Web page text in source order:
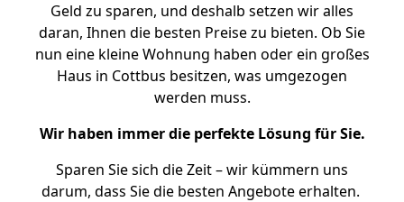
Geld zu sparen, und deshalb setzen wir alles
daran, Ihnen die besten Preise zu bieten. Ob Sie
nun eine kleine Wohnung haben oder ein großes
Haus in Cottbus besitzen, was umgezogen
werden muss.
Wir haben immer die perfekte Lösung für Sie.
Sparen Sie sich die Zeit – wir kümmern uns
darum, dass Sie die besten Angebote erhalten.